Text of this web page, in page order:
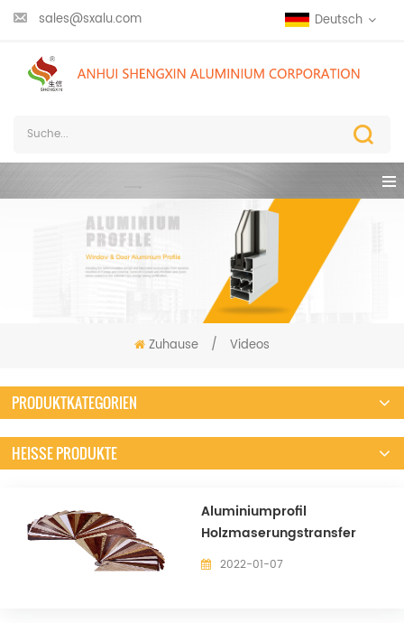
sales@sxalu.com Deutsch
Zuhause / Videos
PRODUKTKATEGORIEN
HEISSE PRODUKTE
Aluminiumprofil
Holzmaserungstransfer
2022-01-07